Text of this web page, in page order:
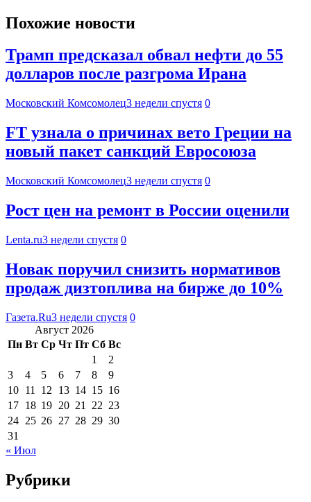
Похожие новости
Трамп предсказал обвал нефти до 55
долларов после разгрома Ирана
Московский Комсомолец3 недели спустя 0
FT узнала о причинах вето Греции на
новый пакет санкций Евросоюза
Московский Комсомолец3 недели спустя 0
Рост цен на ремонт в России оценили
Lenta.ru3 недели спустя 0
Новак поручил снизить нормативов
продаж дизтоплива на бирже до 10%
Газета.Ru3 недели спустя 0
Август 2026
Пн Вт Ср Чт Пт Сб Вс
1
2
3
4 5 6 7 8
9
10 11 12 13 14 15 16
17 18 19 20 21 22 23
24 25 26 27 28 29 30
31
« Июл
Рубрики